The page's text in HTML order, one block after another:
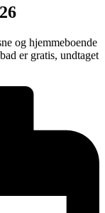
og hjemmeboende
er gratis, undtaget